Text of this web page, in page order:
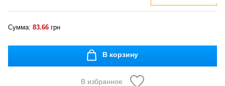
Сумма: 83.66 грн
В корзину
В избранное